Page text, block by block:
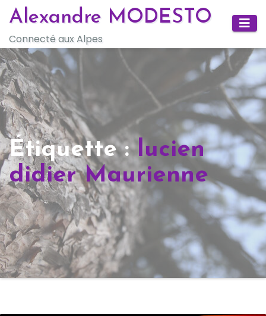
Skip
content
Alexandre MODESTO
Connecté aux Alpes
Étiquette :lucien
didier Maurienne